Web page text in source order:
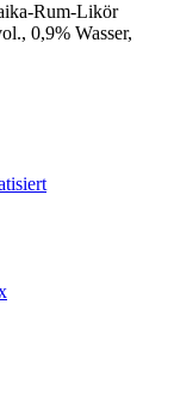
Rum-Likör
0,9% Wasser,